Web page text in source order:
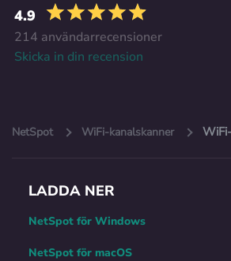
4.9
214 användarrecensioner
Skicka in din recension
NetSpot WiFi-kanalskanner
LADDA NER
NetSpot för Windows
NetSpot för macOS